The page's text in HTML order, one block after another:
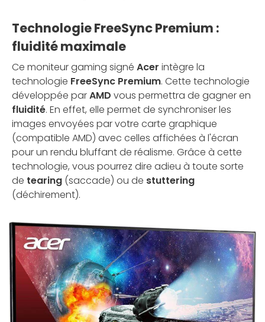
Technologie FreeSync Premium :
fluidité maximale
Ce moniteur gaming signé Acer intègre la
technologie FreeSync Premium. Cette technologie
développée parAMD vous permettra de gagner en
fluidité. En effet, elle permet de synchroniser les
images envoyées par votre carte graphique
(compatible AMD) avec celles affichées à l'écran
pour un rendu bluffant de réalisme. Grâce à cette
technologie, vous pourrez dire adieu à toute sorte
de tearing (saccade) ou de stuttering
(déchirement).